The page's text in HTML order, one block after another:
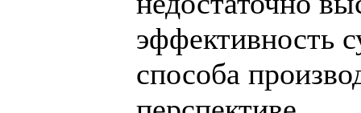
эффективность
способа